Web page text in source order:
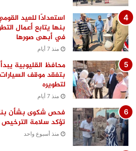
استعدادًا للعيد
بنها يتابع أعمال
في أبهى صورها
منذ 7 أيام
محافظ القليوبية
بتفقد موقف
لتطويره
منذ 7 أيام
فحص شكوى بشأن
تؤكد سلامة الترخيص
منذ أسبوع واحد